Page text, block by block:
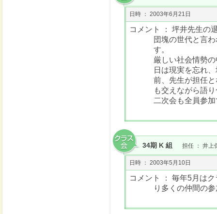
日時 ： 2003年6月21日
コメント ： 坪井先生の
団塊の世代と言
す。
厳しい社会情勢
日は現実を忘れ
前、先生が担任
も交えながら語
二次会も全員参
34期 K 組 担任 ： 井上
日時 ： 2003年5月10日
コメント ： 毎年5月は
り多くの仲間の